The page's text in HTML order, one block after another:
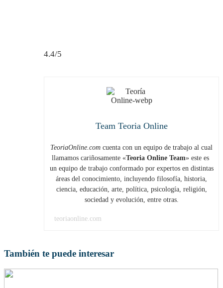
4.4/5
Team Teoria Online
TeoriaOnline.com cuenta con un equipo de trabajo al cual
llamamos cariñosamente «Teoria Online Team» este es
un equipo de trabajo conformado por expertos en distintas
áreas del conocimiento, incluyendo filosofía, historia,
ciencia, educación, arte, política, psicología, religión,
sociedad y evolución, entre otras.
teoriaonline.com
También te puede interesar